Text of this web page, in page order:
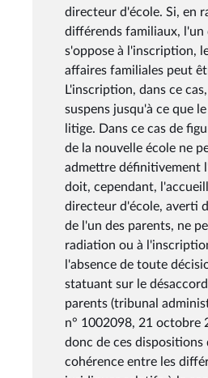
directeur d'école. Si, en
différends familiaux, l'un
s'oppose à l'inscription,
affaires familiales peut
L'inscription, dans ce
suspens jusqu'à ce que
litige. Dans ce cas de
de la nouvelle école ne
admettre définitivement
doit, cependant,
directeur d'école, averti
de l'un des parents, ne
radiation ou à
l'absence de toute
statuant sur le
parents (tribunal
n° 1002098, 21 octobre
donc de ces dispositions
cohérence entre les